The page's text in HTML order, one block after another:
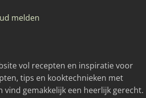
melden
vol recepten en inspiratie voor
tips en kooktechnieken met
vind gemakkelijk een heerlijk gerecht.